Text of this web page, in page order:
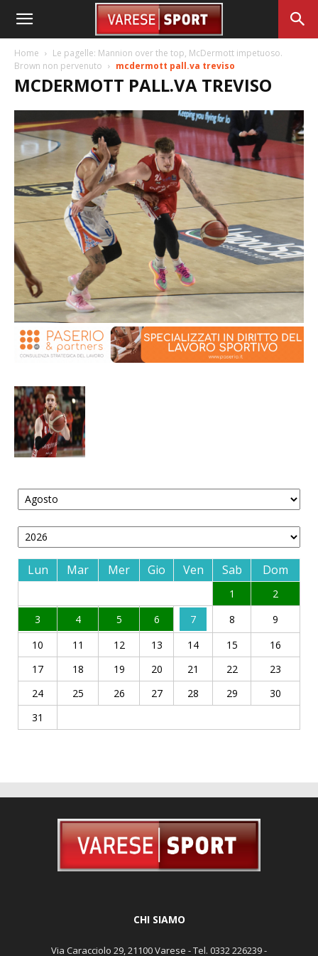
Home
Le pagelle: Mannion over the top, McDermott impetuoso.
Brown non pervenuto
mcdermott pall.va treviso
MCDERMOTT PALL.VA TREVISO
Lun Mar Mer Gio Ven Sab Dom
1
2
3
4 5 6 7 8
9
10
11 12 13 14 15
16
17
18 19 20 21 22
23
24
25 26 27 28 29
30
31
CHI SIAMO
Via Caracciolo 29, 21100 Varese - Tel. 0332 226239 -